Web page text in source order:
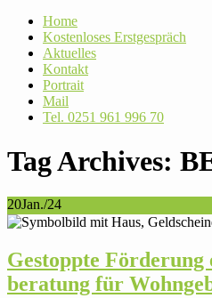
Home
Kos­ten­loses Erstgespräch
Aktu­elles
Kontakt
Por­trait
Mail
Tel. 0251 961 996 70
Tag Archives:
20Jan./24
Gestoppte
beratung für